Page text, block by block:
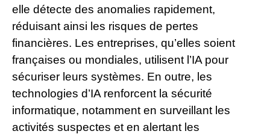
elle détecte des anomalies rapidement,
réduisant ainsi les risques de pertes
financières. Les entreprises, qu’elles soient
françaises ou mondiales, utilisent l’IA pour
sécuriser leurs systèmes. En outre, les
technologies d’IA renforcent la sécurité
informatique, notamment en surveillant les
activités suspectes et en alertant les